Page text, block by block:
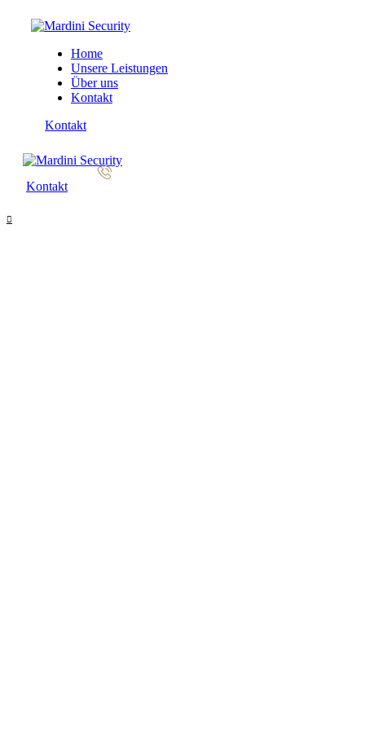
Home
Unsere Leistungen
Über uns
Kontakt
Kontakt
Kontakt